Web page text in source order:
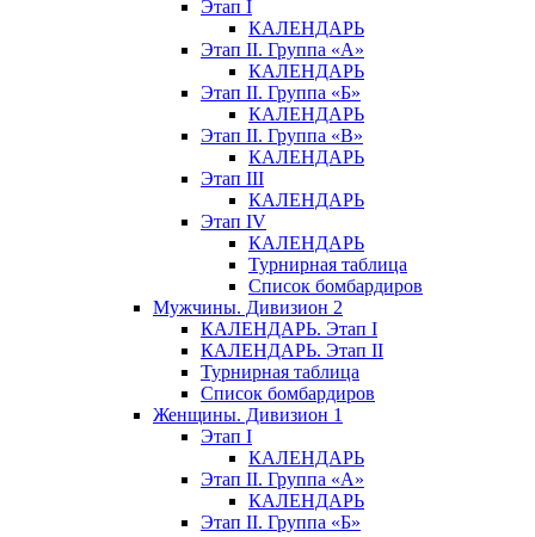
Этап I
КАЛЕНДАРЬ
Этап II. Группа «А»
КАЛЕНДАРЬ
Этап II. Группа «Б»
КАЛЕНДАРЬ
Этап II. Группа «В»
КАЛЕНДАРЬ
Этап III
КАЛЕНДАРЬ
Этап IV
КАЛЕНДАРЬ
Турнирная таблица
Список бомбардиров
Мужчины. Дивизион 2
КАЛЕНДАРЬ. Этап I
КАЛЕНДАРЬ. Этап II
Турнирная таблица
Список бомбардиров
Женщины. Дивизион 1
Этап I
КАЛЕНДАРЬ
Этап II. Группа «А»
КАЛЕНДАРЬ
Этап II. Группа «Б»